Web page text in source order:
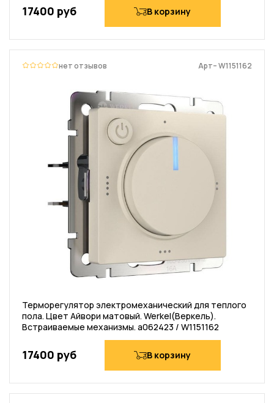
17400 руб В корзину
нет отзывов Арт– W1151162
Терморегулятор электромеханический для теплого
пола. Цвет Айвори матовый. Werkel(Веркель).
Встраиваемые механизмы. a062423 / W1151162
17400 руб В корзину